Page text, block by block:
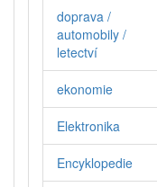
doprava /
automobily /
letectví
ekonomie
Elektronika
Encyklopedie